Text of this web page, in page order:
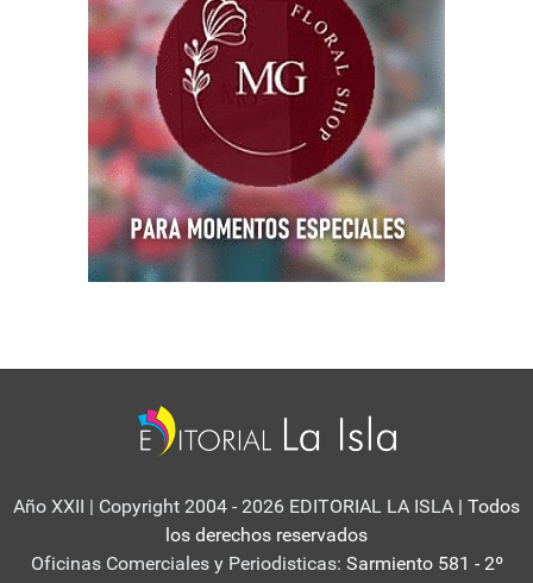
Año XXII | Copyright 2004 - 2026 EDITORIAL LA ISLA | Todos
los derechos reservados
Oficinas Comerciales y Periodisticas: Sarmiento 581 - 2º